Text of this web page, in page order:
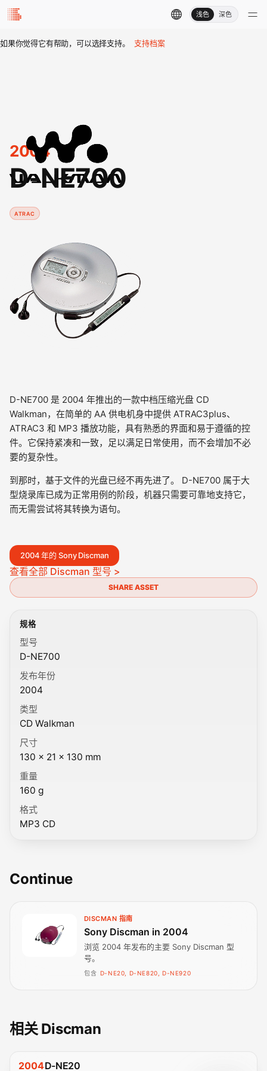
浅色 深色
如果你觉得它有帮助，可以选择支持。 支持档案
2004
D-NE700
ATRAC
D-NE700 是 2004 年推出的一款中档压缩光盘 CD
Walkman，在简单的 AA 供电机身中提供 ATRAC3plus、
ATRAC3 和 MP3 播放功能，具有熟悉的界面和易于遵循的控
件。它保持紧凑和一致，足以满足日常使用，而不会增加不必
要的复杂性。
到那时，基于文件的光盘已经不再先进了。 D-NE700 属于大
型烧录库已成为正常用例的阶段，机器只需要可靠地支持它，
而无需尝试将其转换为语句。
2004 年的 Sony Discman
查看全部 Discman 型号 >
SHARE ASSET
规格
型号
D-NE700
发布年份
2004
类型
CD Walkman
尺寸
130 × 21 × 130 mm
重量
160 g
格式
MP3 CD
Continue
DISCMAN 指南
Sony Discman in 2004
浏览 2004 年发布的主要 Sony Discman 型
号。
包含 D-NE20, D-NE820, D-NE920
相关 Discman
2004D-NE20